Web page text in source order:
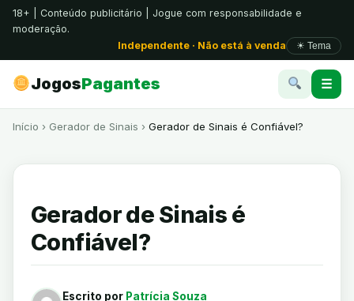
18+ | Conteúdo publicitário | Jogue com responsabilidade e
moderação.
Independente · Não está à venda
☀ Tema
JogosPagantes ☰
Início › Gerador de Sinais › Gerador de Sinais é Confiável?
Gerador de Sinais é
Confiável?
Escrito por Patrícia Souza